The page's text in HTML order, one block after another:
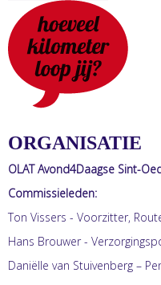
ORGANISATIE
OLAT Avond4Daagse Sint-
Commissieleden:
Ton Vissers - Voorzitter,
Hans Brouwer -
Daniëlle van Stuivenberg –